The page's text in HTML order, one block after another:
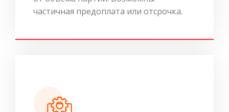
частичная предоплата или отсрочка.